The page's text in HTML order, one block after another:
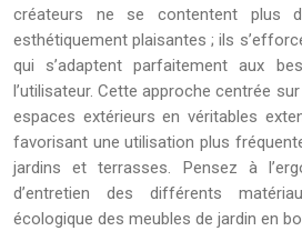
créateurs ne se contentent plus
esthétiquement plaisantes ; ils
qui s’adaptent parfaitement aux
l’utilisateur. Cette approche centrée
espaces extérieurs en véritables
favorisant une utilisation plus
jardins et terrasses. Pensez à
d’entretien des différents
écologique des meubles de jardin en